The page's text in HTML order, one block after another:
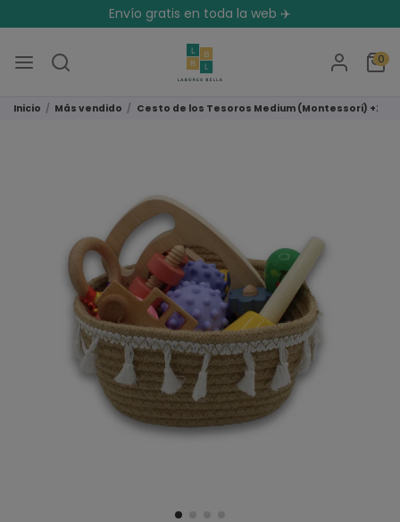
Envío gratis en toda la web ✈️
0
Inicio Más vendido Cesto de los Tesoros Medium (Montessori) +24